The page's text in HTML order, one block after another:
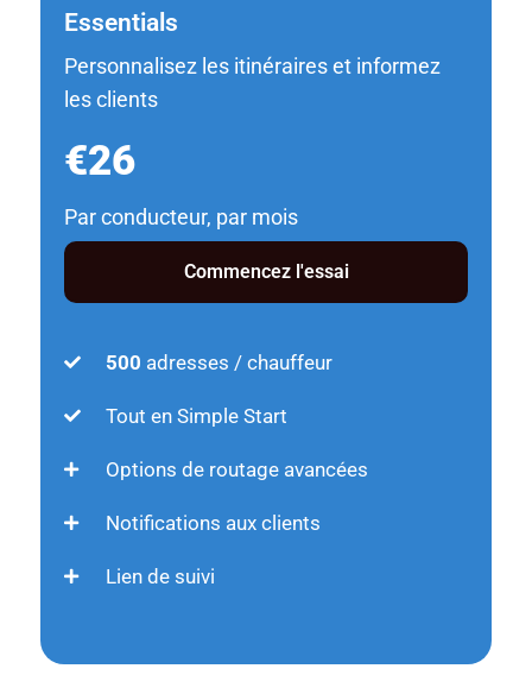
Essentials
Personnalisez les itinéraires et informez
les clients
€26
Par conducteur, par mois
Commencez l'essai
500 adresses / chauffeur
Tout en Simple Start
Options de routage avancées
Notifications aux clients
Lien de suivi